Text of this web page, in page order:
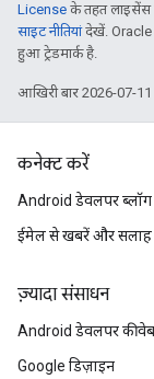
License के तहत लाइसेंस
साइट नीतियांदेखें. Oracle
हुआ ट्रेडमार्क है.
आखिरी बार 2026-07-
कनेक्ट करें
Android डेवलपर ब्लॉग
ईमेल से खबरें और सलाह
ज़्यादा संसाधन
Android डेवलपर की
Google डिज़ाइन